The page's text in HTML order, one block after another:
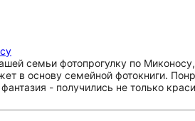
семьи фотопрогулку по
в основу семейной фотокниги.
- получились не только
и уже успела посоветовать